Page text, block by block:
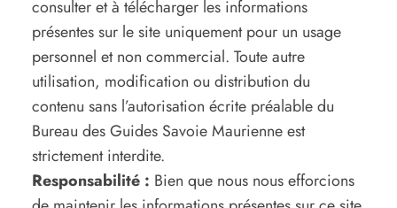
consulter et à télécharger les informations
présentes sur le site uniquement pour un usage
personnel et non commercial. Toute autre
utilisation, modification ou distribution du
contenu sans l’autorisation écrite préalable du
Bureau des Guides Savoie Maurienne est
strictement interdite.
Responsabilité : Bien que nous nous efforcions